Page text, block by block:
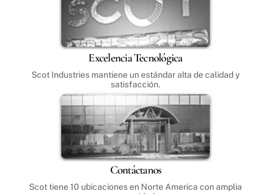
Excelencia Tecnológica
Scot Industries mantiene un estándar alta de calidad y
satisfacción.
Contáctanos
Scot tiene 10 ubicaciones en Norte America con amplia